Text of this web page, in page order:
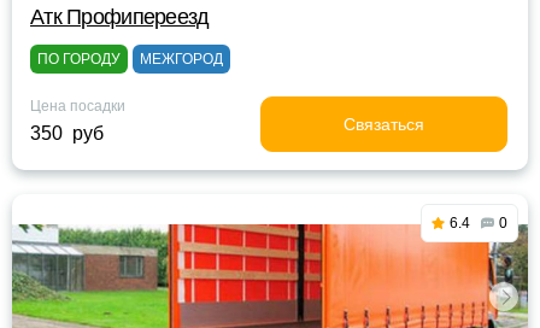
Атк Профипереезд
ПО ГОРОДУ МЕЖГОРОД
Цена посадки
350 руб Связаться
6.4 0